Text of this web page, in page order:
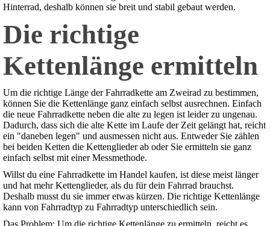
Hinterrad, deshalb können sie breit und stabil gebaut werden.
Die richtige
Kettenlänge ermitteln
Um die richtige Länge der Fahrradkette am Zweirad zu bestimmen,
können Sie die Kettenlänge ganz einfach selbst ausrechnen. Einfach
die neue Fahrradkette neben die alte zu legen ist leider zu ungenau.
Dadurch, dass sich die alte Kette im Laufe der Zeit gelängt hat, reicht
ein "daneben legen" und ausmessen nicht aus. Entweder Sie zählen
bei beiden Ketten die Kettenglieder ab oder Sie ermitteln sie ganz
einfach selbst mit einer Messmethode.
Willst du eine Fahrradkette im Handel kaufen, ist diese meist länger
und hat mehr Kettenglieder, als du für dein Fahrrad brauchst.
Deshalb musst du sie immer etwas kürzen. Die richtige Kettenlänge
kann von Fahrradtyp zu Fahrradtyp unterschiedlich sein.